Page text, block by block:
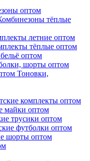
оптом
тёплые
летние оптом
тёплые оптом
оптом
шорты оптом
Тоновки,
комплекты оптом
майки оптом
трусики оптом
футболки оптом
шорты оптом